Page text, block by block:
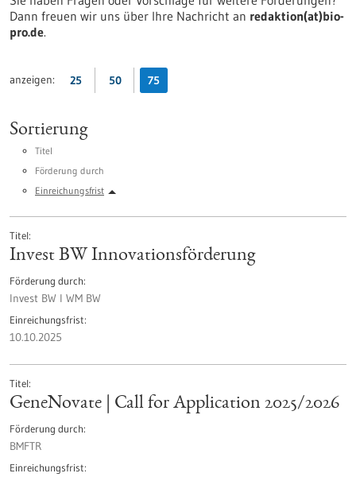
Dann freuen wir uns über Ihre Nachricht an redaktion(at)bio-
pro.de.
anzeigen: 25 50 75
Sortierung
Titel
Förderung durch
Einreichungsfrist
Titel
Invest BW Innovationsförderung
Förderung durch
Invest BW I WM BW
Einreichungsfrist
10.10.2025
Titel
GeneNovate | Call for Application 2025/2026
Förderung durch
BMFTR
Einreichungsfrist